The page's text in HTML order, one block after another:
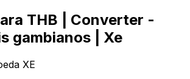
THB | Converter -
gambianos | Xe
XE